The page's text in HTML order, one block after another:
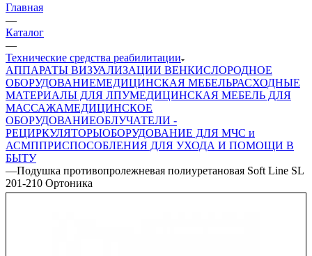
Главная
—
Каталог
—
Технические средства реабилитации
АППАРАТЫ ВИЗУАЛИЗАЦИИ ВЕНКИСЛОРОДНОЕ
ОБОРУДОВАНИЕМЕДИЦИНСКАЯ МЕБЕЛЬРАСХОДНЫЕ
МАТЕРИАЛЫ ДЛЯ ЛПУМЕДИЦИНСКАЯ МЕБЕЛЬ ДЛЯ
МАССАЖАМЕДИЦИНСКОЕ
ОБОРУДОВАНИЕОБЛУЧАТЕЛИ -
РЕЦИРКУЛЯТОРЫОБОРУДОВАНИЕ ДЛЯ МЧС и
АСМППРИСПОСОБЛЕНИЯ ДЛЯ УХОДА И ПОМОЩИ В
БЫТУ
—Подушка противопролежневая полиуретановая Soft Line SL
201-210 Ортоника